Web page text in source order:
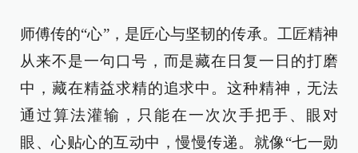
师傅传的“心”，是匠心与坚韧的传承。工匠精神
从来不是一句口号，而是藏在日复一日的打磨
中，藏在精益求精的追求中。这种精神，无法
通过算法灌输，只能在一次次手把手、眼对
眼、心贴心的互动中，慢慢传递。就像“七一勋